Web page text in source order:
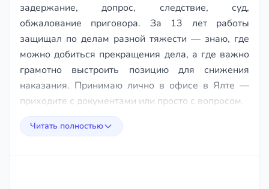
задержание, допрос, следствие, суд,
обжалование приговора. За 13 лет работы
защищал по делам разной тяжести — знаю, где
можно добиться прекращения дела, а где важно
грамотно выстроить позицию для снижения
наказания. Принимаю лично в офисе в Ялте —
приходите с документами или просто с вопросом.
Читать полностью